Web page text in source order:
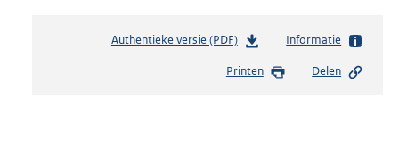
Authentieke versie (PDF)b
s
Informatie
Printen Delen